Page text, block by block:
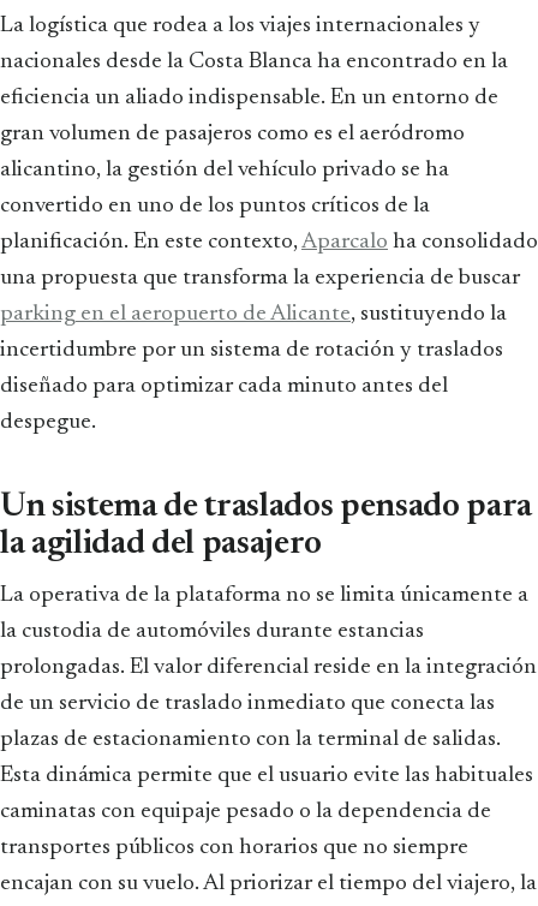
La logística que rodea a los viajes internacionales y
nacionales desde la Costa Blanca ha encontrado en la
eficiencia un aliado indispensable. En un entorno de
gran volumen de pasajeros como es el aeródromo
alicantino, la gestión del vehículo privado se ha
convertido en uno de los puntos críticos de la
planificación. En este contexto,Aparcalo ha consolidado
una propuesta que transforma la experiencia de buscar
parking en el aeropuerto de Alicante, sustituyendo la
incertidumbre por un sistema de rotación y traslados
diseñado para optimizar cada minuto antes del
despegue.
Un sistema de traslados pensado para
la agilidad del pasajero
La operativa de la plataforma no se limita únicamente a
la custodia de automóviles durante estancias
prolongadas. El valor diferencial reside en la integración
de un servicio de traslado inmediato que conecta las
plazas de estacionamiento con la terminal de salidas.
Esta dinámica permite que el usuario evite las habituales
caminatas con equipaje pesado o la dependencia de
transportes públicos con horarios que no siempre
encajan con su vuelo. Al priorizar el tiempo del viajero, la